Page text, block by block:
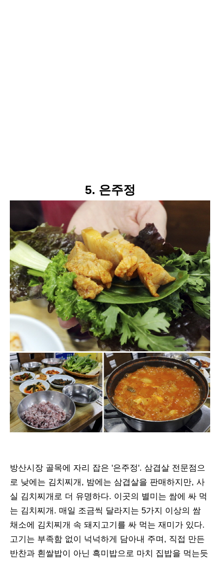
5. 은주정
방산시장 골목에 자리 잡은 '은주정'. 삼겹살 전문점으
로 낮에는 김치찌개, 밤에는 삼겹살을 판매하지만, 사
실 김치찌개로 더 유명하다. 이곳의 별미는 쌈에 싸 먹
는 김치찌개. 매일 조금씩 달라지는 5가지 이상의 쌈
채소에 김치찌개 속 돼지고기를 싸 먹는 재미가 있다.
고기는 부족함 없이 넉넉하게 담아내 주며, 직접 만든
반찬과 흰쌀밥이 아닌 흑미밥으로 마치 집밥을 먹는듯